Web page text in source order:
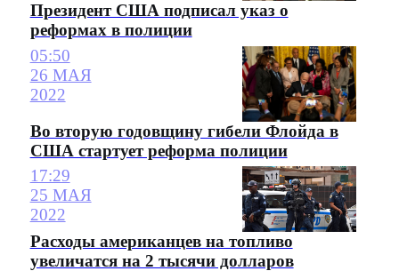
Президент США подписал указ о
реформах в полиции
05:50
26 МАЯ
2022
Во вторую годовщину гибели Флойда в
США стартует реформа полиции
17:29
25 МАЯ
2022
Расходы американцев на топливо
увеличатся на 2 тысячи долларов